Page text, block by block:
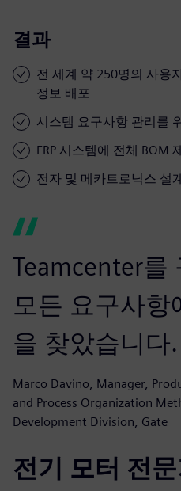
결과
전 세계 약 250명의 사용
정보 배포
시스템 요구사항 관리를
ERP 시스템에 전체 BOM
전자 및 메카트로닉스 설
Teamcenter를
모든 요구사항
을 찾았습니다.
Marco Davino, Manager,
and Process Organization
Development Division, Gate
전기 모터 전